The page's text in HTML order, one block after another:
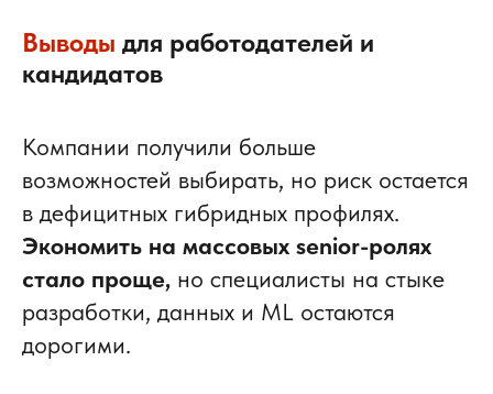
Выводы для работодателей и
кандидатов
Компании получили больше
возможностей выбирать, но риск остается
в дефицитных гибридных профилях.
Экономить на массовых senior-ролях
стало проще, но специалисты на стыке
разработки, данных и ML остаются
дорогими.